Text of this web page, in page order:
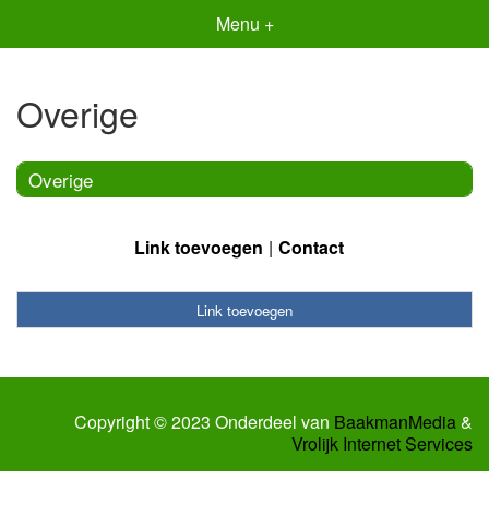
Menu +
Overige
Overige
Link toevoegen Contact
Link toevoegen
Copyright © 2023 Onderdeel van BaakmanMedia&
Vrolijk Internet Services